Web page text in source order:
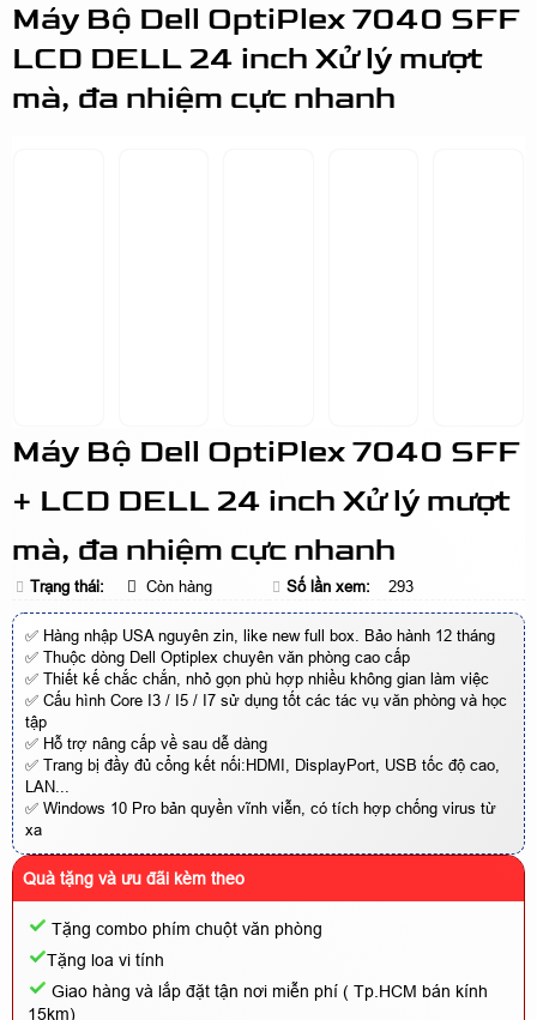
Máy Bộ Dell OptiPlex 7040 SFF
LCD DELL 24 inch Xử lý mượt
mà, đa nhiệm cực nhanh
Máy Bộ Dell OptiPlex 7040 SFF
+ LCD DELL 24 inch Xử lý mượt
mà, đa nhiệm cực nhanh
Trạng thái: Còn hàng Số lần xem: 293
✅ Hàng nhập USA nguyên zin, like new full box. Bảo hành 12 tháng
✅ Thuộc dòng Dell Optiplex chuyên văn phòng cao cấp
✅ Thiết kế chắc chắn, nhỏ gọn phù hợp nhiều không gian làm việc
✅ Cấu hình Core I3 / I5 / I7 sử dụng tốt các tác vụ văn phòng và học
tập
✅ Hỗ trợ nâng cấp về sau dễ dàng
✅ Trang bị đầy đủ cổng kết nối:HDMI, DisplayPort, USB tốc độ cao,
LAN...
✅ Windows 10 Pro bản quyền vĩnh viễn, có tích hợp chống virus từ
xa
Quà tặng và ưu đãi kèm theo
Tặng combo phím chuột văn phòng
Tặng loa vi tính
Giao hàng và lắp đặt tận nơi miễn phí ( Tp.HCM bán kính
15km)